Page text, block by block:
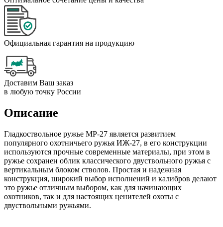
Официальная гарантия на продукцию
Доставим Ваш заказ
в любую точку России
Описание
Гладкоствольное ружье МР-27 является развитием
популярного охотничьего ружья ИЖ-27, в его конструкции
используются прочные современные материалы, при этом в
ружье сохранен облик классического двуствольного ружья с
вертикальным блоком стволов. Простая и надежная
конструкция, широкий выбор исполнений и калибров делают
это ружье отличным выбором, как для начинающих
охотников, так и для настоящих ценителей охоты с
двуствольными ружьями.